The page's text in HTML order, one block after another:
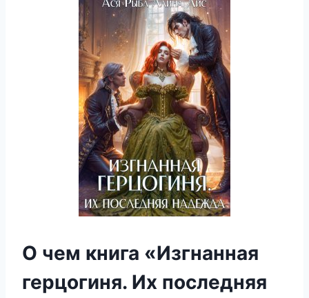
О чем книга «Изгнанная
герцогиня. Их последняя